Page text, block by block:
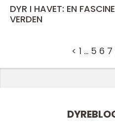
DYR I HAVET: EN
VERDEN
< 1 … 5 6 7